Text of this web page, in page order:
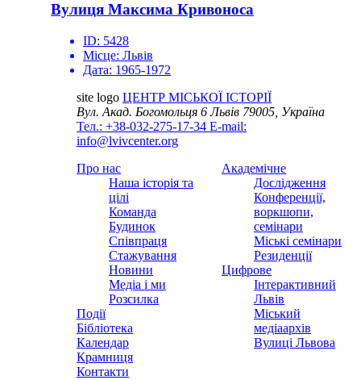
Вулиця Максима Кривоноса
ID: 5428
Місце: Львів
Дата: 1965-1972
site logo ЦЕНТР МІСЬКОЇ ІСТОРІЇ
Вул. Акад. Богомольця 6Львів 79005, Україна
Тел.: +38-032-275-17-34 E-mail:
info@lvivcenter.org
Про нас
Наша історія та
цілі
Команда
Будинок
Співпраця
Стажування
Новини
Медіа і ми
Розсилка
Події
Бібліотека
Календар
Крамниця
Контакти
Академічне
Дослідження
Конференції,
воркшопи,
семінари
Міські семінари
Резиденції
Цифрове
Інтерактивний
Львів
Міський
медіаархів
Вулиці Львова